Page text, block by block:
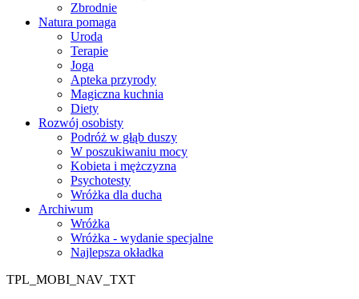
Zbrodnie
Natura pomaga
Uroda
Terapie
Joga
Apteka przyrody
Magiczna kuchnia
Diety
Rozwój osobisty
Podróż w głąb duszy
W poszukiwaniu mocy
Kobieta i mężczyzna
Psychotesty
Wróżka dla ducha
Archiwum
Wróżka
Wróżka - wydanie specjalne
Najlepsza okładka
TPL_MOBI_NAV_TXT